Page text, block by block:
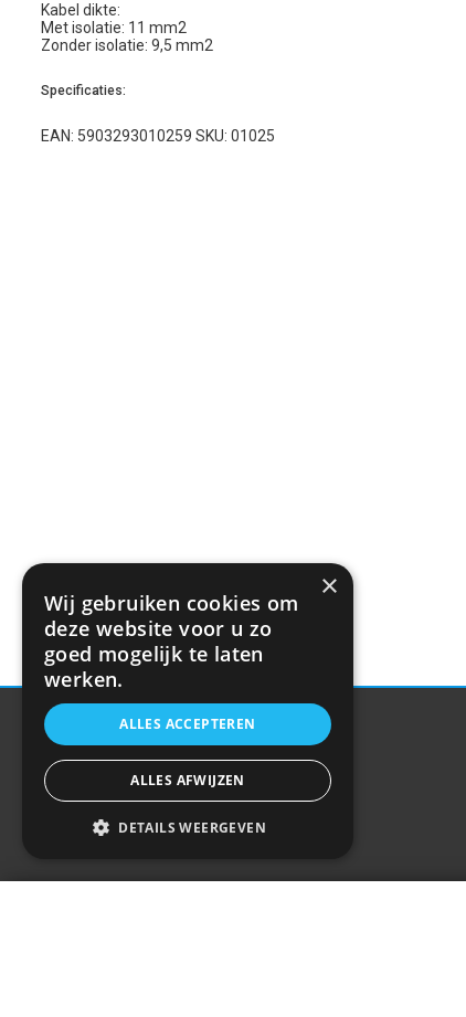
Kabel dikte:
Met isolatie: 11 mm2
Zonder isolatie: 9,5 mm2
Specificaties:
EAN: 5903293010259 SKU: 01025
×
Wij gebruiken cookies om
deze website voor u zo
goed mogelijk te laten
werken.
ALLES ACCEPTEREN
ALLES AFWIJZEN
DETAILS WEERGEVEN